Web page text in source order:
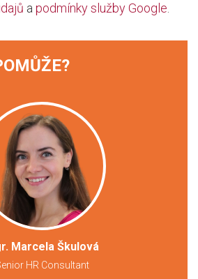
a podmínky služby Google
Marcela Škulová
HR Consultant